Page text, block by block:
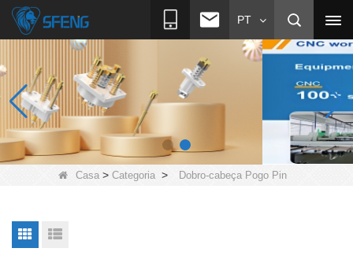
PT
Casa > Categoria > Dobro-cabeça Pogo Pin